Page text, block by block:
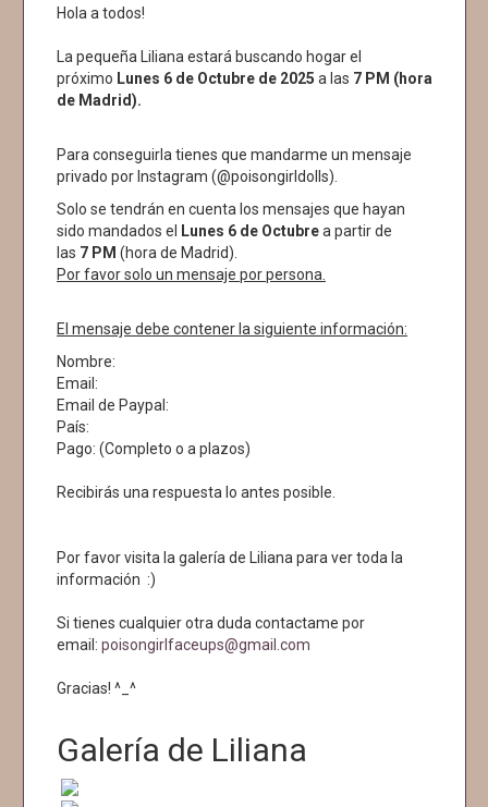
Hola a todos!
La pequeña Liliana estará buscando hogar el
próximo Lunes 6 de Octubre de 2025 a las 7 PM (hora
de Madrid).
Para conseguirla tienes que mandarme un mensaje
privado por Instagram (@poisongirldolls).
Solo se tendrán en cuenta los mensajes que hayan
sido mandados el
Lunes 6 de Octubrea partir de
las 7 PM (hora de Madrid).
Por favor solo un mensaje por persona.
El mensaje debe contener la siguiente información:
Nombre:
Email:
Email de Paypal:
País:
Pago: (Completo o a plazos)
Recibirás una respuesta lo antes posible.
Por favor visita la galería de Liliana para ver toda la
información :)
Si tienes cualquier otra duda contactame por
email: poisongirlfaceups@gmail.com
Gracias! ^_^
Galería de Liliana